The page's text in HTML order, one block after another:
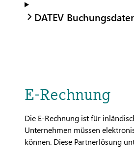
DATEV
E-Rechnung
Die E-Rechnung ist für
Unternehmen müssen
können. Diese Partnerlösung